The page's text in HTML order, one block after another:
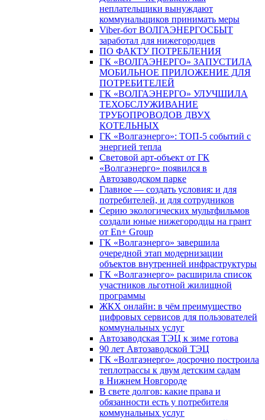
неплательщики вынуждают
коммунальщиков принимать меры
Viber-бот ВОЛГАЭНЕРГОСБЫТ
заработал для нижегородцев
ПО ФАКТУ ПОТРЕБЛЕНИЯ
ГК «ВОЛГАЭНЕРГО» ЗАПУСТИЛА
МОБИЛЬНОЕ ПРИЛОЖЕНИЕ ДЛЯ
ПОТРЕБИТЕЛЕЙ
ГК «ВОЛГАЭНЕРГО» УЛУЧШИЛА
ТЕХОБСЛУЖИВАНИЕ
ТРУБОПРОВОДОВ ДВУХ
КОТЕЛЬНЫХ
ГК «Волгаэнерго»: ТОП-5 событий с
энергией тепла
Световой арт-объект от ГК
«Волгаэнерго» появился в
Автозаводском парке
Главное — создать условия: и для
потребителей, и для сотрудников
Серию экологических мультфильмов
создали юные нижегородцы на грант
от En+ Group
ГК «Волгаэнерго» завершила
очередной этап модернизации
объектов внутренней инфраструктуры
ГК «Волгаэнерго» расширила список
участников льготной жилищной
программы
ЖКХ онлайн: в чём преимущество
цифровых сервисов для пользователей
коммунальных услуг
Автозаводская ТЭЦ к зиме готова
90 лет Автозаводской ТЭЦ
ГК «Волгаэнерго» досрочно построила
теплотрассы к двум детским садам
в Нижнем Новгороде
В свете долгов: какие права и
обязанности есть у потребителя
коммунальных услуг